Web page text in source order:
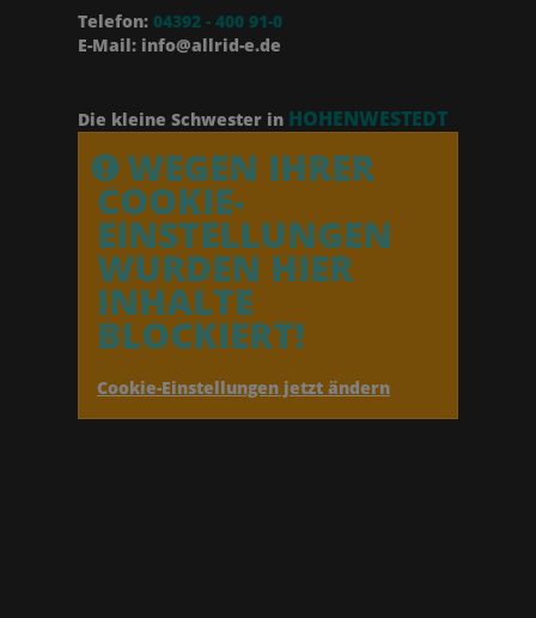
Telefon: 04392 - 400 91-0
E-Mail: info@allrid-e.de
Die kleine Schwester in HOHENWESTEDT
WEGEN IHRER
COOKIE-
EINSTELLUNGEN
WURDEN HIER
INHALTE
BLOCKIERT!
Cookie-Einstellungen jetzt ändern